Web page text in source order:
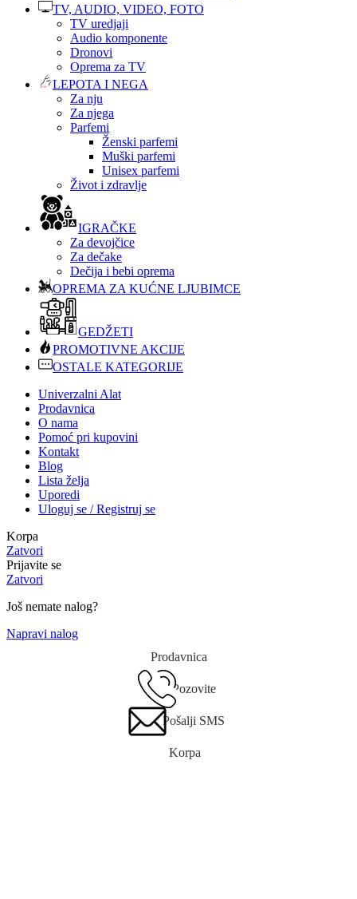
TV, AUDIO, VIDEO, FOTO
TV uredjaji
Audio komponente
Dronovi
Oprema za TV
LEPOTA I NEGA
Za nju
Za njega
Parfemi
Ženski parfemi
Muški parfemi
Unisex parfemi
Život i zdravlje
IGRAČKE
Za devojčice
Za dečake
Dečija i bebi oprema
OPREMA ZA KUĆNE LJUBIMCE
GEDŽETI
PROMOTIVNE AKCIJE
OSTALE KATEGORIJE
Univerzalni Alat
Prodavnica
O nama
Pomoć pri kupovini
Kontakt
Blog
Lista želja
Uporedi
Uloguj se / Registruj se
Korpa
Zatvori
Prijavite se
Zatvori
Još nemate nalog?
Napravi nalog
Prodavnica
Pozovite
Pošalji SMS
Korpa